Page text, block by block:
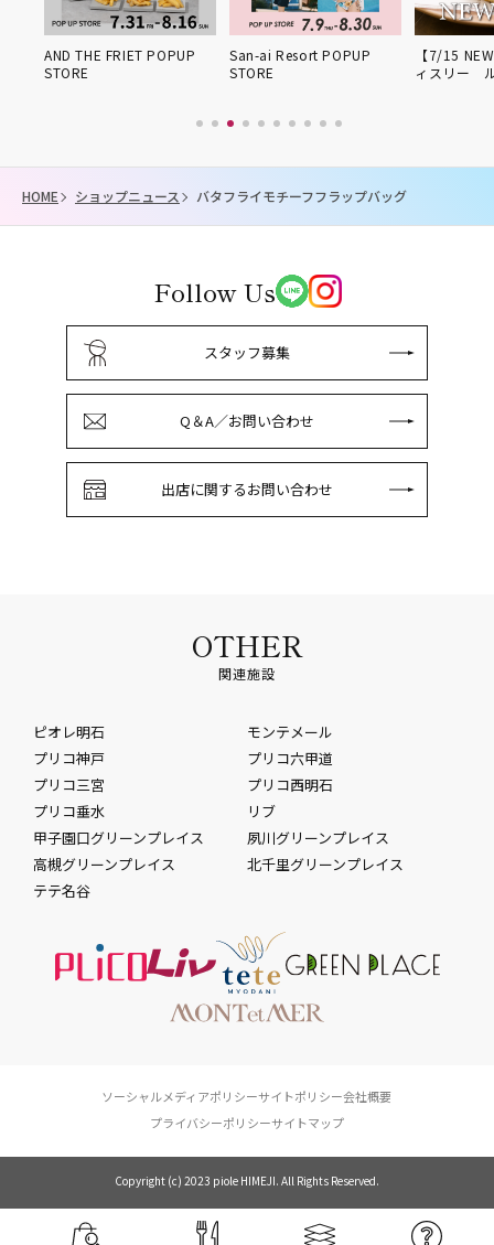
AND THE FRIET POPUP
STORE
San-ai Resort POPUP
STORE
【7/15
ィスリー
HOME ショップニュース バタフライモチーフフラップバッグ
Follow Us
スタッフ募集
Q＆A／お問い合わせ
出店に関するお問い合わせ
OTHER
関連施設
ピオレ明石
モンテメール
プリコ神戸
プリコ六甲道
プリコ三宮
プリコ西明石
プリコ垂水
リブ
甲子園口グリーンプレイス
夙川グリーンプレイス
高槻グリーンプレイス
北千里グリーンプレイス
テテ名谷
ソーシャルメディアポリシーサイトポリシー会社概要
プライバシーポリシーサイトマップ
Copyright (c) 2023 piole HIMEJI. All Rights Reserved.